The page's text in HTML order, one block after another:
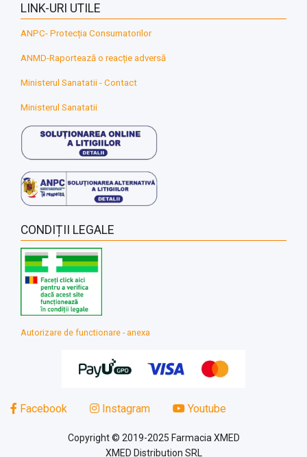
LINK-URI UTILE
ANPC- Protecția Consumatorilor
ANMD-Raportează o reacție adversă
Ministerul Sanatatii - Contact
Ministerul Sanatatii
CONDIȚII LEGALE
Autorizare de functionare - anexa
Facebook Instagram Youtube
Copyright © 2019-2025 Farmacia XMED
XMED Distribution SRL